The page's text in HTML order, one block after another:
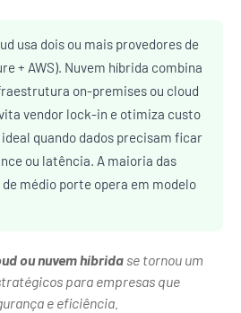
usa dois ou mais provedores de
+ AWS). Nuvem híbrida combina
on-premises ou cloud
vendor lock-in e otimiza custo
quando dados precisam ficar
ou latência. A maioria das
médio porte opera em modelo
ou nuvem híbrida se tornou um
para empresas que
e eficiência.